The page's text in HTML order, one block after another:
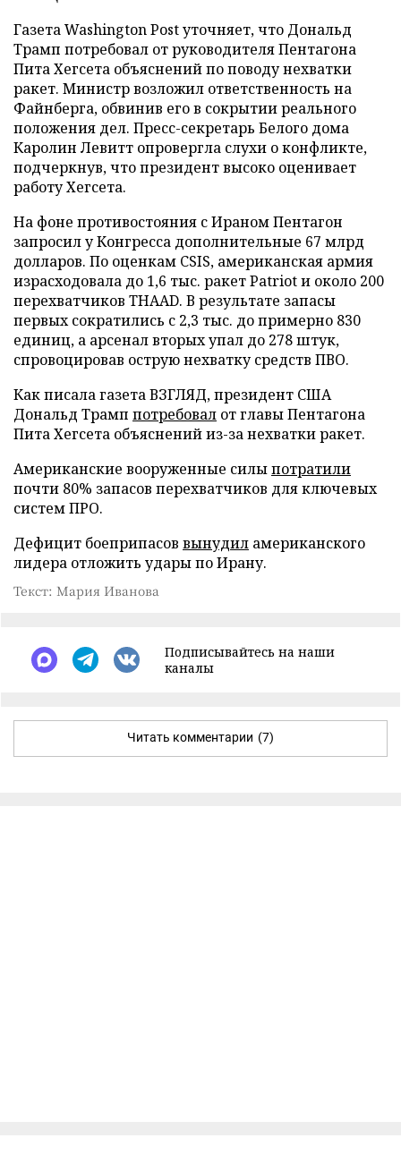
Газета Washington Post уточняет, что Дональд
Трамп потребовал от руководителя Пентагона
Пита Хегсета объяснений по поводу нехватки
ракет. Министр возложил ответственность на
Файнберга, обвинив его в сокрытии реального
положения дел. Пресс-секретарь Белого дома
Каролин Левитт опровергла слухи о конфликте,
подчеркнув, что президент высоко оценивает
работу Хегсета.
На фоне противостояния с Ираном Пентагон
запросил у Конгресса дополнительные 67 млрд
долларов. По оценкам CSIS, американская армия
израсходовала до 1,6 тыс. ракет Patriot и около 200
перехватчиков THAAD. В результате запасы
первых сократились с 2,3 тыс. до примерно 830
единиц, а арсенал вторых упал до 278 штук,
спровоцировав острую нехватку средств ПВО.
Как писала газета ВЗГЛЯД, президент США
Дональд Трамп потребовал от главы Пентагона
Пита Хегсета объяснений из-за нехватки ракет.
Американские вооруженные силыпотратили
почти 80% запасов перехватчиков для ключевых
систем ПРО.
Дефицит боеприпасов вынудил американского
лидера отложить удары по Ирану.
Текст: Мария Иванова
Подписывайтесь на наши
каналы
Читать комментарии (7)